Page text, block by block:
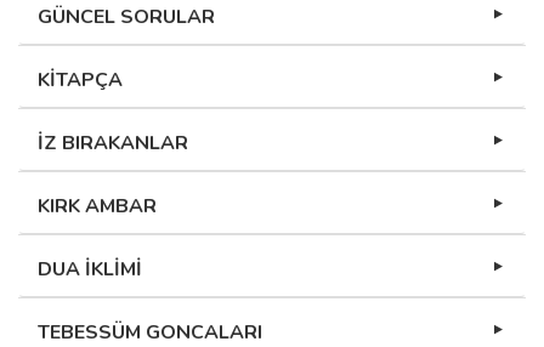
GÜNCEL SORULAR
KİTAPÇA
İZ BIRAKANLAR
KIRK AMBAR
DUA İKLİMİ
TEBESSÜM GONCALARI